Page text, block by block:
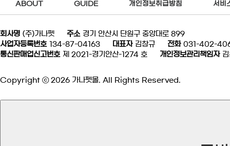
ABOUT GUIDE 개인정보취급방침 서비
회사명 (주)가나펫 주소 경기 안산시 단원구 중앙대로 899
사업자등록번호
134-87-04163 대표자 김창규 전화 031-402-
통신판매업신고번호 제 2021-경기안산-1274 호 개인정보관리책임자
Copyright ⓒ 2026 가나펫몰. All Rights Reserved.